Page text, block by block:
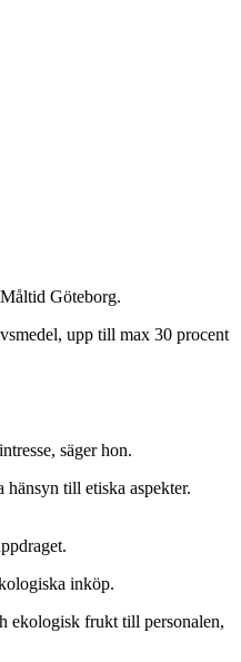
Göteborg.
upp till max 30 procent
säger hon.
till etiska aspekter.
inköp.
ekologisk frukt till personalen,